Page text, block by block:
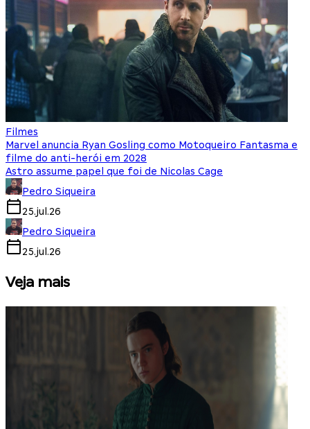
Filmes
Marvel anuncia Ryan Gosling como Motoqueiro Fantasma e
filme do anti-herói em 2028
Astro assume papel que foi de Nicolas Cage
Pedro Siqueira
25.jul.26
Pedro Siqueira
25.jul.26
Veja mais